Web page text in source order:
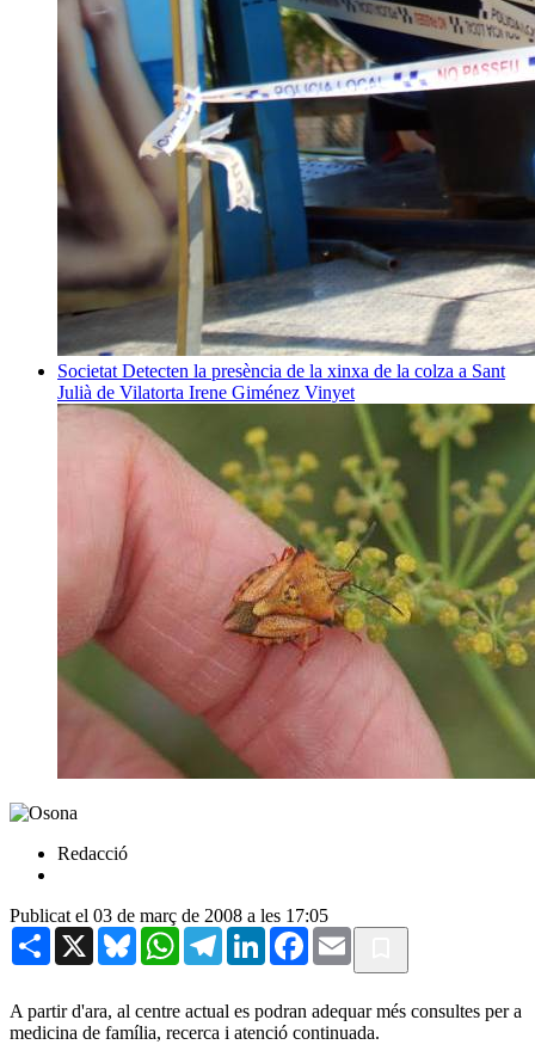
Societat Detecten la presència de la xinxa de la colza a Sant
Julià de Vilatorta Irene Giménez Vinyet
Redacció
Publicat el 03 de març de 2008 a les 17:05
Share X BlueskyWhatsAppTelegramLinkedInFacebook
Email
A partir d'ara, al centre actual es podran adequar més consultes per a
medicina de família, recerca i atenció continuada.